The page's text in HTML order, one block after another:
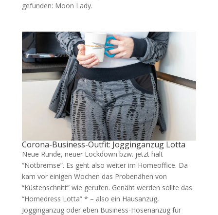
gefunden: Moon Lady.
Corona-Business-Outfit: Jogginganzug Lotta
Neue Runde, neuer Lockdown bzw. jetzt halt
“Notbremse”. Es geht also weiter im Homeoffice. Da
kam vor einigen Wochen das Probenähen von
“Küstenschnitt” wie gerufen. Genäht werden sollte das
“Homedress Lotta” * – also ein Hausanzug,
Jogginganzug oder eben Business-Hosenanzug für